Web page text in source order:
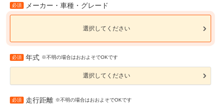
必須 メーカー・車種・グレード
選択してください
必須 年式 ※不明の場合はおおよそでOKです
選択してください
必須 走行距離 ※不明の場合はおおよそでOKです